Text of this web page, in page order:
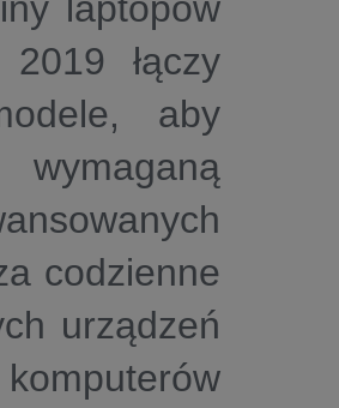
łączy
aby
wymaganą
codzienne
urządzeń